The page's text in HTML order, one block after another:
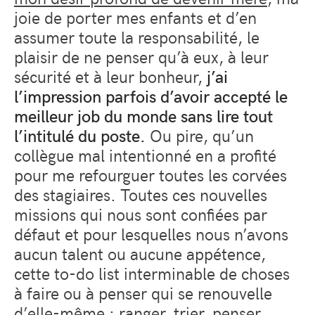
joie de porter mes enfants et d’en
assumer toute la responsabilité, le
plaisir de ne penser qu’à eux, à leur
sécurité et à leur bonheur, j’ai
l’impression parfois d’avoir accepté le
meilleur job du monde sans lire tout
l’intitulé du poste. Ou pire, qu’un
collègue mal intentionné en a profité
pour me refourguer toutes les corvées
des stagiaires. Toutes ces nouvelles
missions qui nous sont confiées par
défaut et pour lesquelles nous n’avons
aucun talent ou aucune appétence,
cette to-do list interminable de choses
à faire ou à penser qui se renouvelle